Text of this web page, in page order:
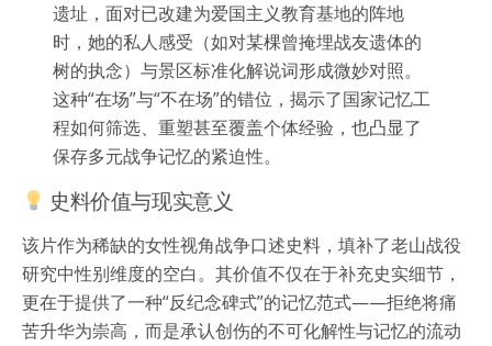
遗址，面对已改建为爱国主义教育基地的阵地
时，她的私人感受（如对某棵曾掩埋战友遗体的
树的执念）与景区标准化解说词形成微妙对照。
这种“在场”与“不在场”的错位，揭示了国家记忆工
程如何筛选、重塑甚至覆盖个体经验，也凸显了
保存多元战争记忆的紧迫性。
史料价值与现实意义
该片作为稀缺的女性视角战争口述史料，填补了老山战役
研究中性别维度的空白。其价值不仅在于补充史实细节，
更在于提供了一种“反纪念碑式”的记忆范式——拒绝将痛
苦升华为崇高，而是承认创伤的不可化解性与记忆的流动